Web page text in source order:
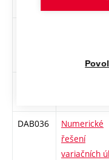
DAB036
Numerické
řešení
variačních